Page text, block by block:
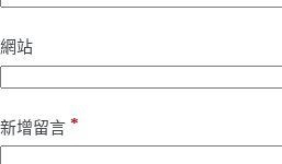
網站
新增留言 *